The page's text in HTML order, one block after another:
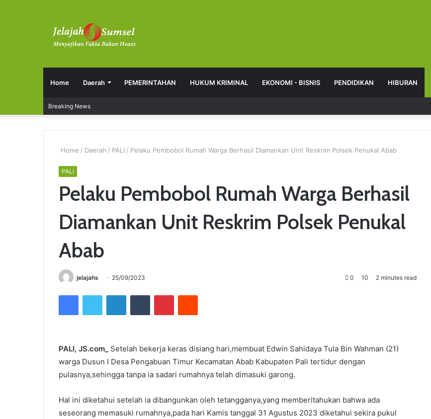
Home Daerah PEMERINTAHAN HUKUM KRIMINAL EKONOMI - BISNIS PENDIDIKAN HIBURAN
Breaking News
Home / Daerah / PALI / Pelaku Pembobol Rumah Warga Berhasil Diamankan Unit Reskrim Polsek Penukal Abab
PALI
Pelaku Pembobol Rumah Warga Berhasil
Diamankan Unit Reskrim Polsek Penukal
Abab
jelajahs 25/09/2023 0 10 2 minutes read
PALI, JS.com_
Setelah bekerja keras disiang hari,membuat Edwin Sahidaya Tula Bin Wahman (21)
warga Dusun I Desa Pengabuan Timur Kecamatan Abab Kabupaten Pali tertidur dengan
pulasnya,sehingga tanpa ia sadari rumahnya telah dimasuki garong.
Hal ini diketahui setelah ia dibangunkan oleh tetangganya,yang memberitahukan bahwa ada
seseorang memasuki rumahnya,pada hari Kamis tanggal 31 Agustus 2023 diketahui sekira pukul